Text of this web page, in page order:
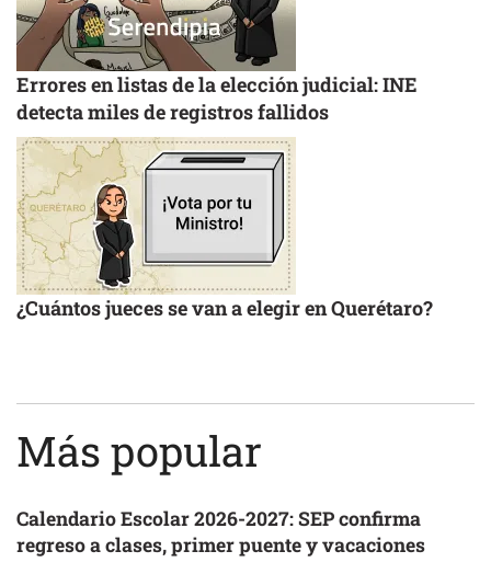
Errores en listas de la elección judicial: INE
detecta miles de registros fallidos
¿Cuántos jueces se van a elegir en Querétaro?
Más popular
Calendario Escolar 2026-2027: SEP confirma
regreso a clases, primer puente y vacaciones